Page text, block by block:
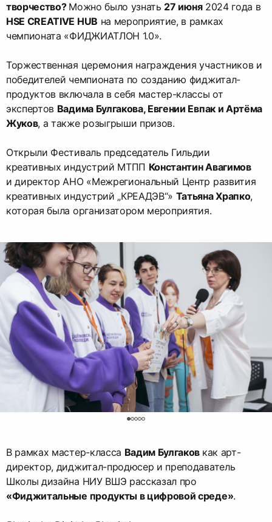
творчество? Можно было узнать 27 июня2024 года в
HSE CREATIVE HUB на мероприятие, в рамках
чемпионата «ФИДЖИАТЛОН 1.0».
Торжественная церемония награждения участников и
победителей чемпионата по созданию фиджитал-
продуктов включала в себя мастер-классы от
экспертов Вадима Булгакова, Евгении Евпак и Артёма
Жуков, а также розыгрыши призов.
Открыли Фестиваль председатель Гильдии
креативных индустрий МТПП Константин Авагимов
и директор АНО «Межрегиональный Центр развития
креативных индустрий „КРЕАДЭВ“» Татьяна Храпко,
которая была организатором мероприятия.
В рамках мастер-класса Вадим Булгаков как арт-
директор, диджитал-продюсер и преподаватель
Школы дизайна НИУ ВШЭ рассказал про
«Фиджитальные продукты в цифровой среде».